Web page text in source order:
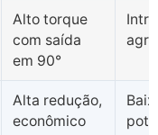
Alto torque
com saída
em 90°
Alta redução,
econômico